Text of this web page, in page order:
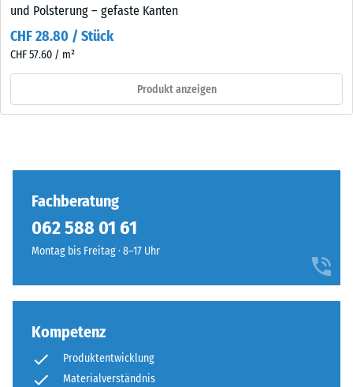
und Polsterung – gefaste Kanten
CHF 28.80 / Stück
CHF 57.60 / m²
Produkt anzeigen
Fachberatung
062 588 01 61
Montag bis Freitag · 8–17 Uhr
Kompetenz
Produktentwicklung
Materialverständnis